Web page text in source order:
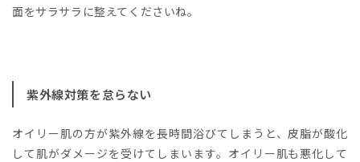
面をサラサラに整えてくださいね。
紫外線対策を怠らない
オイリー肌の方が紫外線を長時間浴びてしまうと、皮脂が酸化
して肌がダメージを受けてしまいます。オイリー肌も悪化して